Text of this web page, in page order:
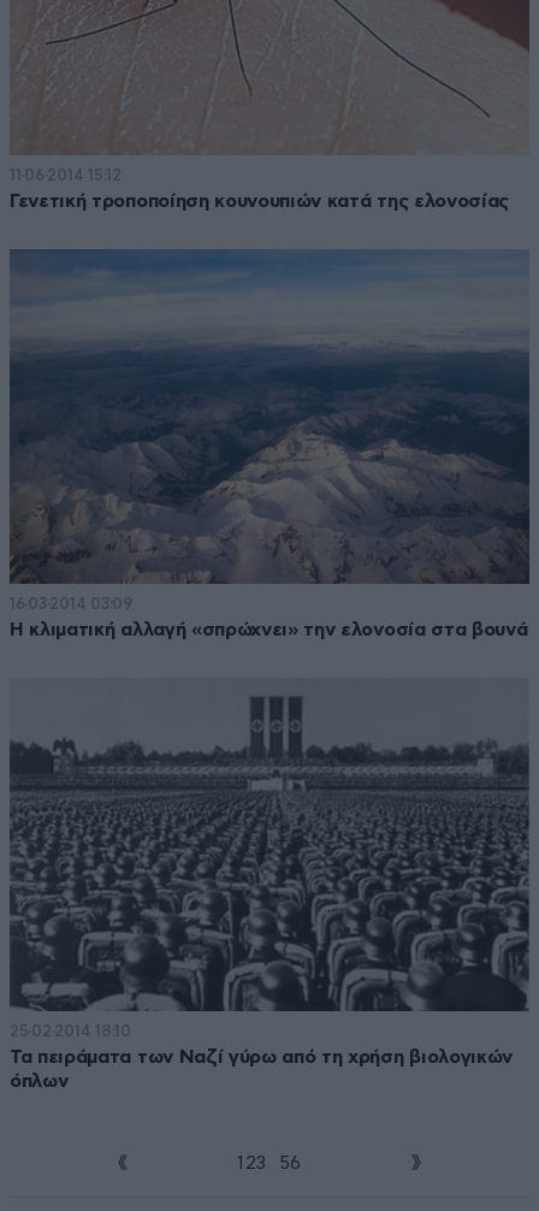
11·06·2014 15:12
Γενετική τροποποίηση κουνουπιών κατά της ελονοσίας
16·03·2014 03:09
Η κλιματική αλλαγή «σπρώχνει» την ελονοσία στα βουνά
25·02·2014 18:10
Τα πειράματα των Ναζί γύρω από τη χρήση βιολογικών
όπλων
1 23 56